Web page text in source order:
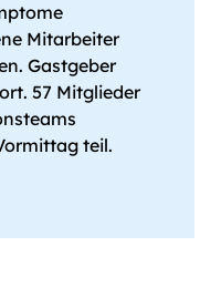
Mitarbeiter
Gastgeber
57 Mitglieder
teil.